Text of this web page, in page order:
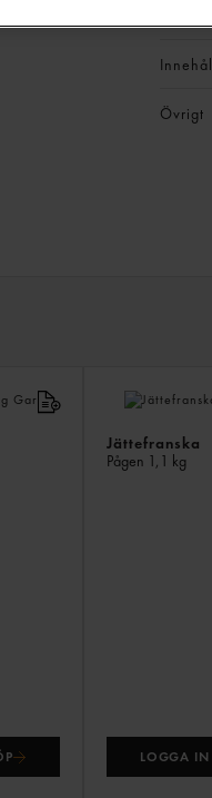
Övrigt
Jättefranska
Pågen 1,1 kg
LOGGA IN